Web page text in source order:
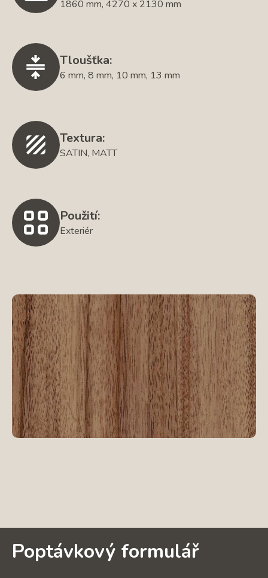
1860 mm, 4270 x 2130 mm
Tloušťka:
6 mm, 8 mm, 10 mm, 13 mm
Textura:
SATIN, MATT
Použití:
Exteriér
Poptávkový formulář